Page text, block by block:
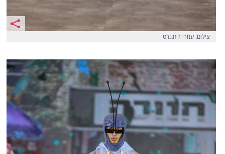
צילום: עמרי רוזנגרט